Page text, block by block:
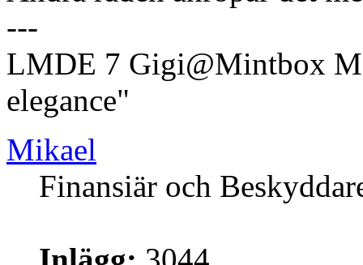
---
LMDE 7 Gigi@Mintbox
elegance"
Mikael
Finansiär och